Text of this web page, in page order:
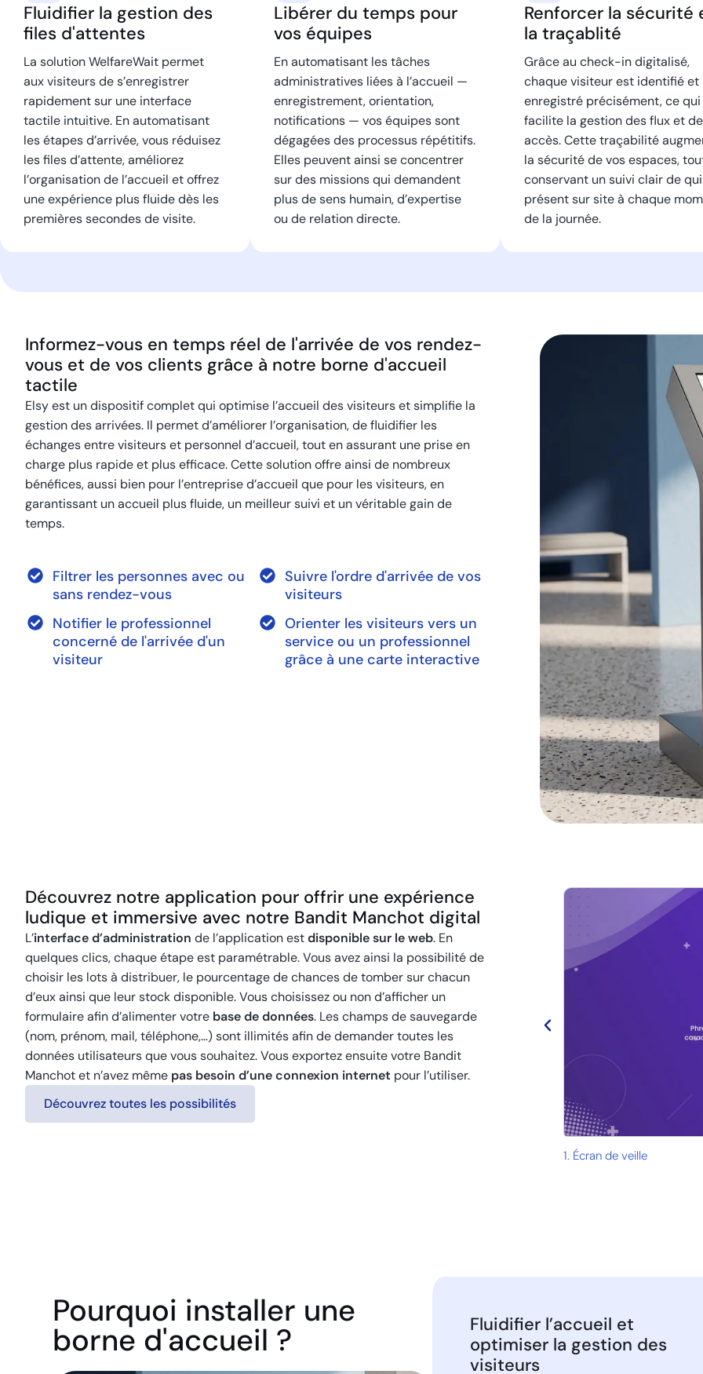
Fluidifier la gestion des
files d'attentes
La solution WelfareWait permet
aux visiteurs de s’enregistrer
rapidement sur une interface
tactile intuitive. En automatisant
les étapes d’arrivée, vous réduisez
les files d’attente, améliorez
l’organisation de l’accueil et offrez
une expérience plus fluide dès les
premières secondes de visite.
Libérer du temps pour
vos équipes
En automatisant les tâches
administratives liées à l’accueil —
enregistrement, orientation,
notifications — vos équipes sont
dégagées des processus répétitifs.
Elles peuvent ainsi se concentrer
sur des missions qui demandent
plus de sens humain, d’expertise
ou de relation directe.
Renforcer la sécurité
la traçablité
Grâce au check-in digitalisé,
chaque visiteur est identifié et
enregistré précisément, ce qui
facilite la gestion des flux et
accès. Cette traçabilité
la sécurité de vos espaces,
conservant un suivi clair de
présent sur site à chaque
de la journée.
Informez-vous en temps réel de l'arrivée de vos rendez-
vous et de vos clients grâce à notre borne d'accueil
tactile
Elsy est un dispositif complet qui optimise l’accueil des visiteurs et simplifie la
gestion des arrivées. Il permet d’améliorer l’organisation, de fluidifier les
échanges entre visiteurs et personnel d’accueil, tout en assurant une prise en
charge plus rapide et plus efficace. Cette solution offre ainsi de nombreux
bénéfices, aussi bien pour l’entreprise d’accueil que pour les visiteurs, en
garantissant un accueil plus fluide, un meilleur suivi et un véritable gain de
temps.
Filtrer les personnes avec ou
sans rendez-vous
Notifier le professionnel
concerné de l'arrivée d'un
visiteur
Suivre l'ordre d'arrivée de vos
visiteurs
Orienter les visiteurs vers un
service ou un professionnel
grâce à une carte interactive
Découvrez notre application pour offrir une expérience
ludique et immersive avec notre Bandit Manchot digital
L’interface d’administration de l’application estdisponible sur le web. En
quelques clics, chaque étape est paramétrable. Vous avez ainsi la possibilité de
choisir les lots à distribuer, le pourcentage de chances de tomber sur chacun
d’eux ainsi que leur stock disponible. Vous choisissez ou non d’afficher un
formulaire afin d’alimenter votre base de données. Les champs de sauvegarde
(nom, prénom, mail, téléphone,…) sont illimités afin de demander toutes les
données utilisateurs que vous souhaitez. Vous exportez ensuite votre Bandit
Manchot et n’avez même pas besoin d’une connexion internet pour l’utiliser.
Découvrez toutes les possibilités
1. Écran de veille
Pourquoi installer une
borne d'accueil ?
Fluidifier l’accueil et
optimiser la gestion des
visiteurs